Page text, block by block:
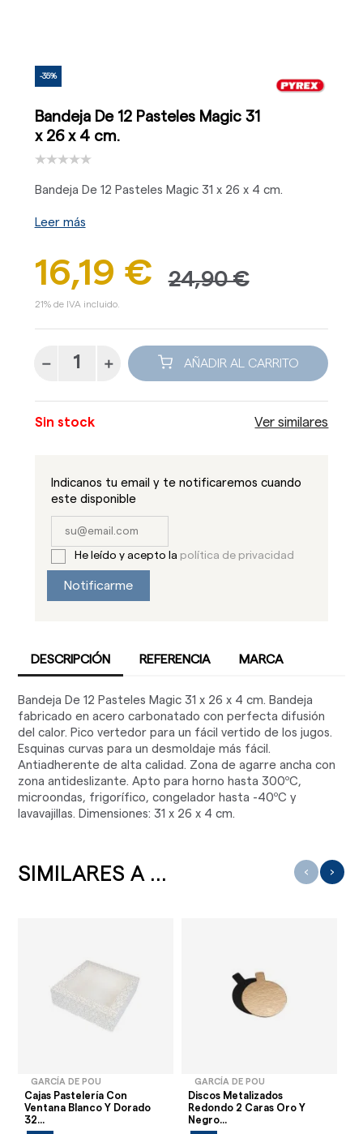
-35%
Bandeja De 12 Pasteles Magic 31
x 26 x 4 cm.
Bandeja De 12 Pasteles Magic 31 x 26 x 4 cm.
Leer más
16,19 € 24,90 €
21% de IVA incluido.
AÑADIR AL CARRITO
Sin stock Ver similares
Indicanos tu email y te notificaremos cuando
este disponible
He leído y acepto la política de privacidad
Notificarme
DESCRIPCIÓN REFERENCIA MARCA
Bandeja De 12 Pasteles Magic 31 x 26 x 4 cm. Bandeja
fabricado en acero carbonatado con perfecta difusión
del calor. Pico vertedor para un fácil vertido de los jugos.
Esquinas curvas para un desmoldaje más fácil.
Antiadherente de alta calidad. Zona de agarre ancha con
zona antideslizante. Apto para horno hasta 300ºC,
microondas, frigorífico, congelador hasta -40ºC y
lavavajillas. Dimensiones: 31 x 26 x 4 cm.
SIMILARES A ...
GARCÍA DE POU
Cajas Pastelería Con
Ventana Blanco Y Dorado
32...
GARCÍA DE POU
Discos Metalizados
Redondo 2 Caras Oro Y
Negro...
‹ ›